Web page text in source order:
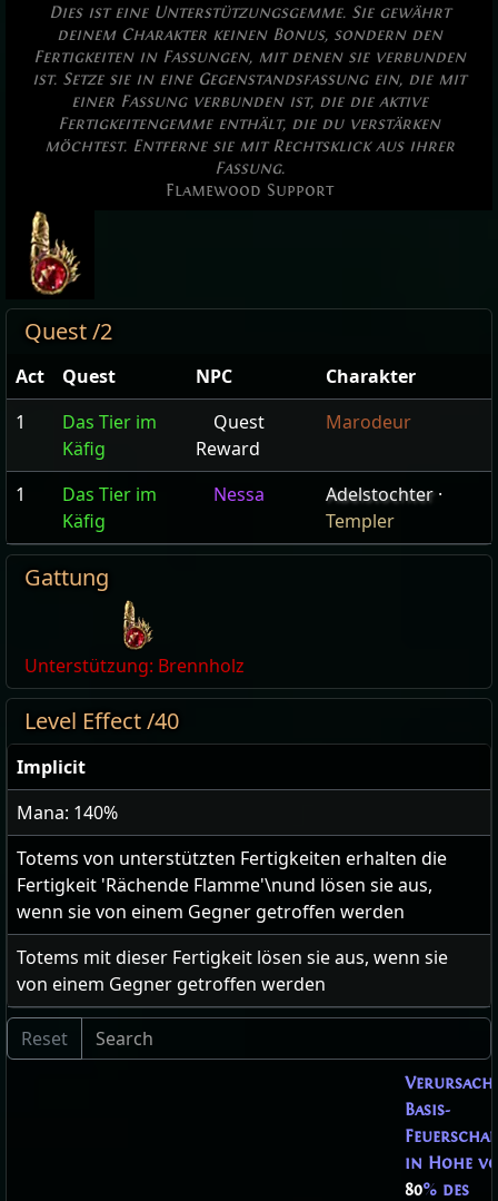
Dies ist eine Unterstützungsgemme. Sie gewährt
deinem Charakter keinen Bonus, sondern den
Fertigkeiten in Fassungen, mit denen sie verbunden
ist. Setze sie in eine Gegenstandsfassung ein, die mit
einer Fassung verbunden ist, die die aktive
Fertigkeitengemme enthält, die du verstärken
möchtest. Entferne sie mit Rechtsklick aus ihrer
Fassung.
Flamewood Support
Quest /2
Act Quest NPC
Charakter
1
Das Tier im
Käfig
Quest
Reward
Marodeur
1
Das Tier im
Käfig
Nessa Adelstochter ·
Templer
Gattung
Unterstützung: Brennholz
Level Effect /40
Implicit
Mana: 140%
Totems von unterstützten Fertigkeiten erhalten die
Fertigkeit 'Rächende Flamme'\nund lösen sie aus,
wenn sie von einem Gegner getroffen werden
Totems mit dieser Fertigkeit lösen sie aus, wenn sie
von einem Gegner getroffen werden
Basis-
in Höhe
80% des